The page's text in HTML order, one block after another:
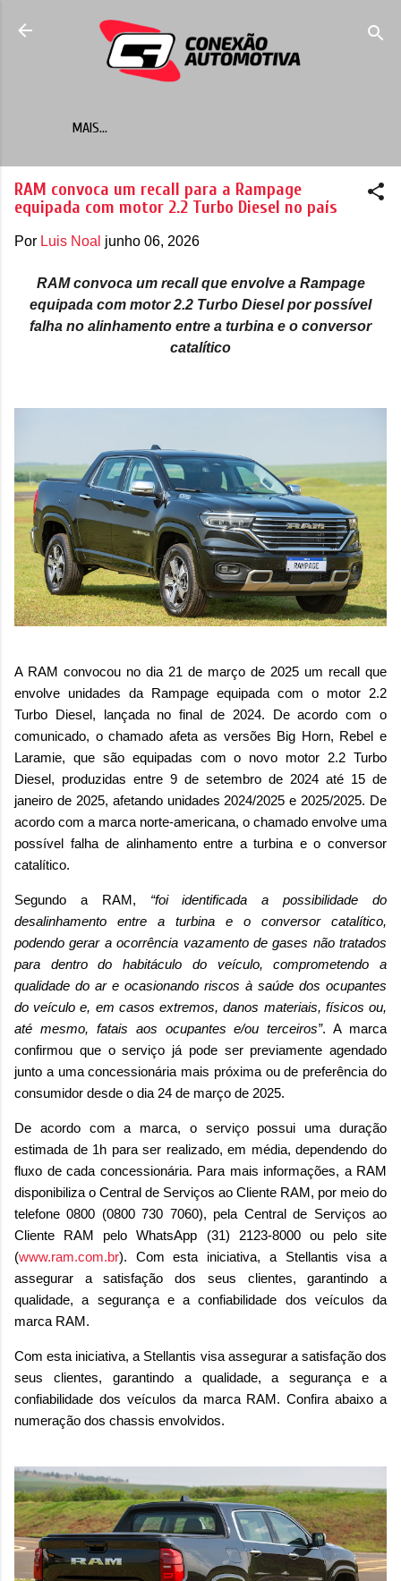
Pular para o conteúdo principal
MAIS…
RAM convoca um recall para a Rampage
equipada com motor 2.2 Turbo Diesel no país
Por Luis Noal junho 06, 2026
RAM convoca um recall que envolve a Rampage
equipada com motor 2.2 Turbo Diesel por possível
falha no alinhamento entre a turbina e o conversor
catalítico
A RAM convocou no dia 21 de março de 2025 um recall que
envolve unidades da Rampage equipada com o motor 2.2
Turbo Diesel, lançada no final de 2024. De acordo com o
comunicado, o chamado afeta as versões Big Horn, Rebel e
Laramie, que são equipadas com o novo motor 2.2 Turbo
Diesel, produzidas entre 9 de setembro de 2024 até 15 de
janeiro de 2025, afetando unidades 2024/2025 e 2025/2025. De
acordo com a marca norte-americana, o chamado envolve uma
possível falha de alinhamento entre a turbina e o conversor
catalítico.
Segundo a RAM, “foi identificada a possibilidade do
desalinhamento entre a turbina e o conversor catalítico,
podendo gerar a ocorrência vazamento de gases não tratados
para dentro do habitáculo do veículo, comprometendo a
qualidade do ar e ocasionando riscos à saúde dos ocupantes
do veículo e, em casos extremos, danos materiais, físicos ou,
até mesmo, fatais aos ocupantes e/ou terceiros”. A marca
confirmou que o serviço já pode ser previamente agendado
junto a uma concessionária mais próxima ou de preferência do
consumidor desde o dia 24 de março de 2025.
De acordo com a marca, o serviço possui uma duração
estimada de 1h para ser realizado, em média, dependendo do
fluxo de cada concessionária. Para mais informações, a RAM
disponibiliza o Central de Serviços ao Cliente RAM, por meio do
telefone 0800 (0800 730 7060), pela Central de Serviços ao
Cliente RAM pelo WhatsApp (31) 2123-8000 ou pelo site
(www.ram.com.br). Com esta iniciativa, a Stellantis visa a
assegurar a satisfação dos seus clientes, garantindo a
qualidade, a segurança e a confiabilidade dos veículos da
marca RAM.
Com esta iniciativa, a Stellantis visa assegurar a satisfação dos
seus clientes, garantindo a qualidade, a segurança e a
confiabilidade dos veículos da marca RAM. Confira abaixo a
numeração dos chassis envolvidos.